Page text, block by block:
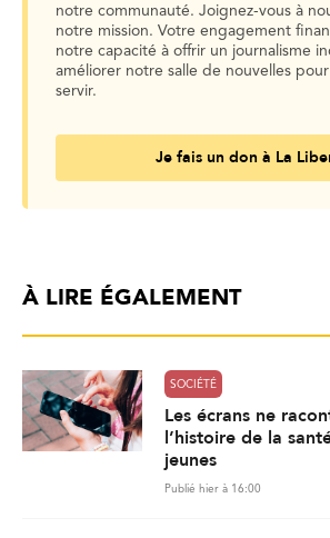
notre communauté. Joignez-vous à
notre mission. Votre engagement
notre capacité à offrir un journalisme
améliorer notre salle de nouvelles
servir.
Je fais un don à La
À LIRE ÉGALEMENT
SOCIÉTÉ
Les écrans ne
l’histoire de la
jeunes
Publié hier à 16:00